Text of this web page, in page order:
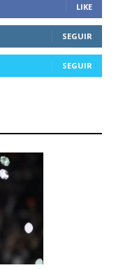
LIKE
SEGUIR
SEGUIR